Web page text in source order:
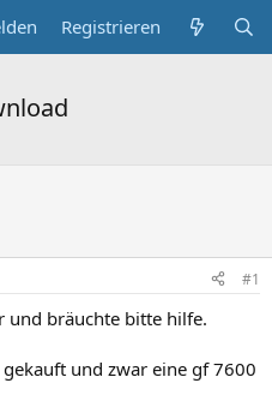
Registrieren
#1
und bräuchte bitte hilfe.
und zwar eine gf 7600